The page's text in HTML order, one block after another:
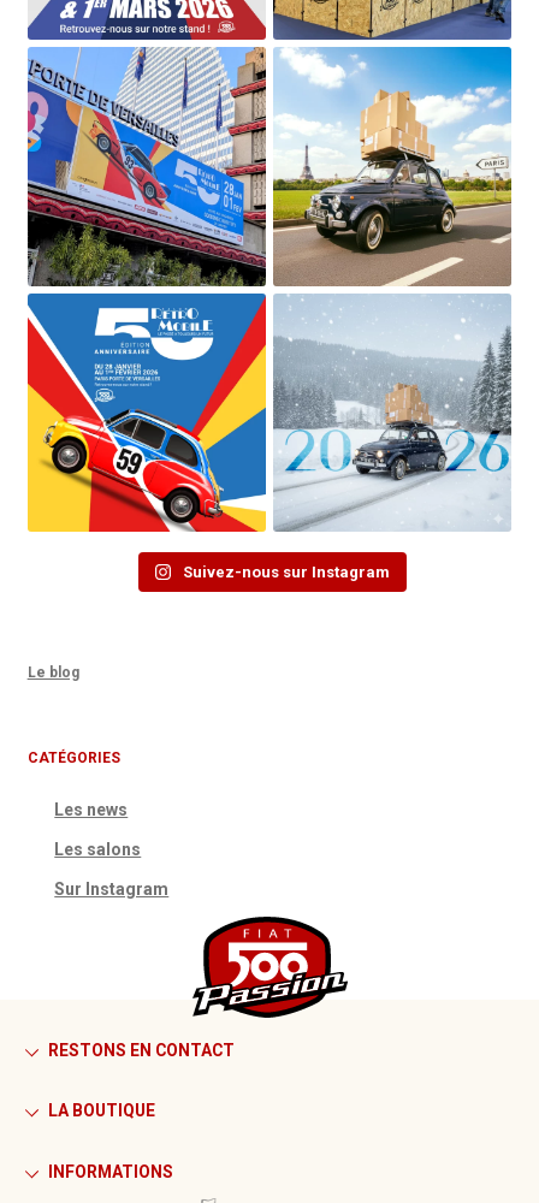
Suivez-nous sur Instagram
Le blog
CATÉGORIES
Les news
Les salons
Sur Instagram
RESTONS EN CONTACT
LA BOUTIQUE
INFORMATIONS